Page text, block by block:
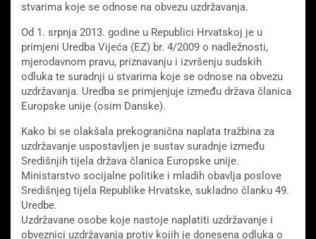
stvarima koje se odnose na obvezu uzdržavanja.
Od 1. srpnja 2013. godine u Republici Hrvatskoj je u
primjeni Uredba Vijeća (EZ) br. 4/2009 o nadležnosti,
mjerodavnom pravu, priznavanju i izvršenju sudskih
odluka te suradnji u stvarima koje se odnose na obvezu
uzdržavanja. Uredba se primjenjuje između država članica
Europske unije (osim Danske).
Kako bi se olakšala prekogranična naplata tražbina za
uzdržavanje uspostavljen je sustav suradnje između
Središnjih tijela država članica Europske unije.
Ministarstvo socijalne politike i mladih obavlja poslove
Središnjeg tijela Republike Hrvatske, sukladno članku 49.
Uredbe.
Uzdržavane osobe koje nastoje naplatiti uzdržavanje i
obveznici uzdržavanja protiv kojih je donesena odluka o